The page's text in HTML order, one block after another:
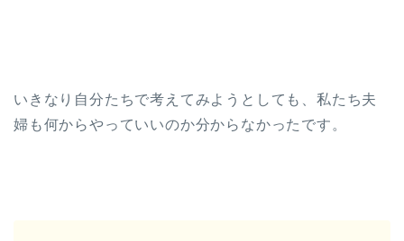
いきなり自分たちで考えてみようとしても、私たち夫
婦も何からやっていいのか分からなかったです。